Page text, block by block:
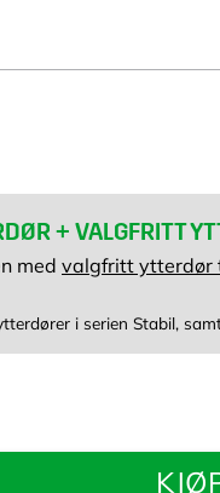
+ VALGFRITT
med valgfritt ytterdør
i serien Stabil,